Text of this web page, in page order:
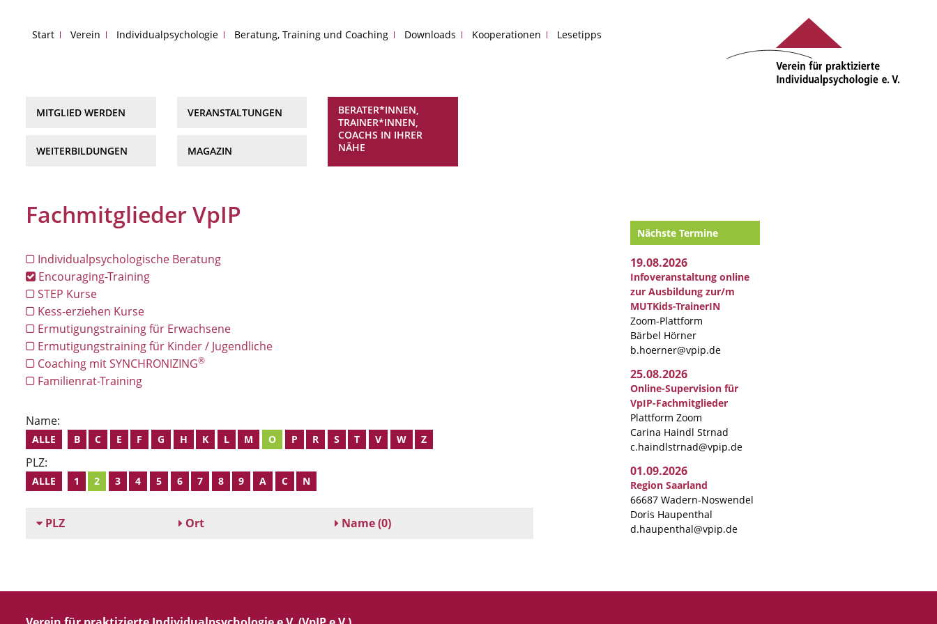
Start Verein Individualpsychologie Beratung, Training und Coaching Downloads Kooperationen Lesetipps
MITGLIED WERDEN
WEITERBILDUNGEN
VERANSTALTUNGEN
MAGAZIN
BERATER*INNEN,
TRAINER*INNEN,
COACHS IN IHRER
NÄHE
Fachmitglieder VpIP
Individualpsychologische Beratung
Encouraging-Training
STEP Kurse
Kess-erziehen Kurse
Ermutigungstraining für Erwachsene
Ermutigungstraining für Kinder / Jugendliche
Coaching mit SYNCHRONIZING®
Familienrat-Training
Name:
ALLE B C E F G H K L M O P R S T V W Z
PLZ:
ALLE 1 2 3 4 5 6 7 8 9 A C N
PLZ Ort Name(0)
Nächste Termine
19.08.2026
Infoveranstaltung online
zur Ausbildung zur/m
MUTKids-TrainerIN
Zoom-Plattform
Bärbel Hörner
b.hoerner@vpip.de
25.08.2026
Online-Supervision für
VpIP-Fachmitglieder
Plattform Zoom
Carina Haindl Strnad
c.haindlstrnad@vpip.de
01.09.2026
Region Saarland
66687 Wadern-Noswendel
Doris Haupenthal
d.haupenthal@vpip.de